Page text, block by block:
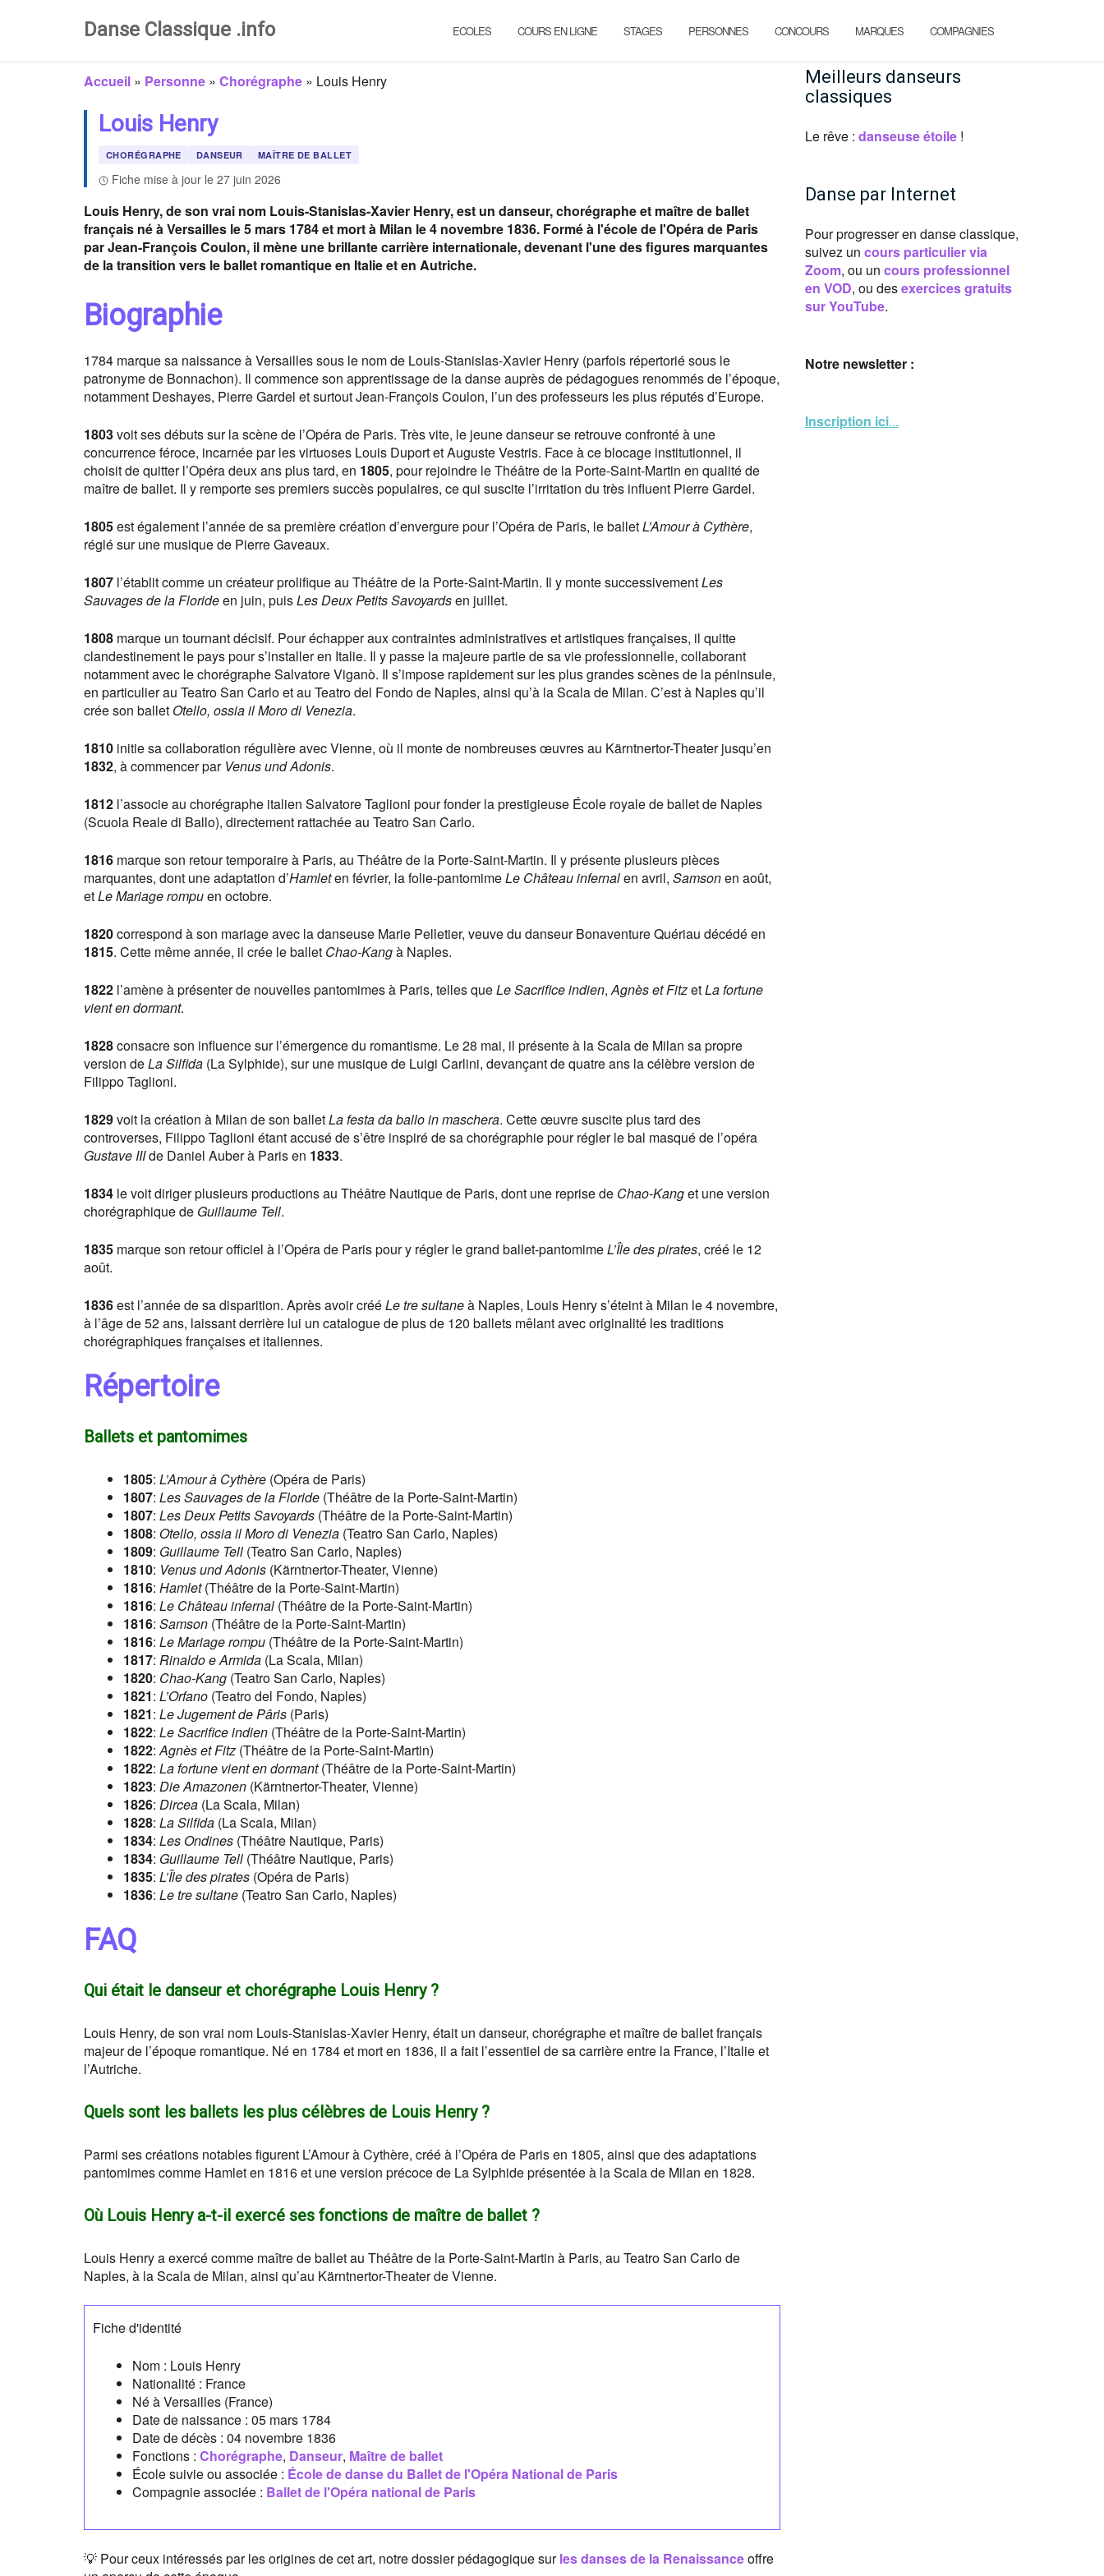
Danse Classique .info ECOLES COURS EN LIGNE STAGES PERSONNES CONCOURS MARQUES COMPAGNIES
Accueil » Personne » Chorégraphe » Louis Henry
Louis Henry
CHORÉGRAPHE DANSEUR MAÎTRE DE BALLET
Fiche mise à jour le 27 juin 2026
Louis Henry, de son vrai nom Louis-Stanislas-Xavier Henry, est un danseur, chorégraphe et maître de ballet
français né à Versailles le 5 mars 1784 et mort à Milan le 4 novembre 1836. Formé à l'école de l'Opéra de Paris
par Jean-François Coulon, il mène une brillante carrière internationale, devenant l'une des figures marquantes
de la transition vers le ballet romantique en Italie et en Autriche.
Biographie
1784 marque sa naissance à Versailles sous le nom de Louis-Stanislas-Xavier Henry (parfois répertorié sous le
patronyme de Bonnachon). Il commence son apprentissage de la danse auprès de pédagogues renommés de l’époque,
notamment Deshayes, Pierre Gardel et surtout Jean-François Coulon, l’un des professeurs les plus réputés d’Europe.
1803voit ses débuts sur la scène de l’Opéra de Paris. Très vite, le jeune danseur se retrouve confronté à une
concurrence féroce, incarnée par les virtuoses Louis Duport et Auguste Vestris. Face à ce blocage institutionnel, il
choisit de quitter l’Opéra deux ans plus tard, en 1805, pour rejoindre le Théâtre de la Porte-Saint-Martin en qualité de
maître de ballet. Il y remporte ses premiers succès populaires, ce qui suscite l’irritation du très influent Pierre Gardel.
1805est également l’année de sa première création d’envergure pour l’Opéra de Paris, le balletL’Amour à Cythère,
réglé sur une musique de Pierre Gaveaux.
1807 l’établit comme un créateur prolifique au Théâtre de la Porte-Saint-Martin. Il y monte successivementLes
Sauvages de la Florideen juin, puisLes Deux Petits Savoyardsen juillet.
1808 marque un tournant décisif. Pour échapper aux contraintes administratives et artistiques françaises, il quitte
clandestinement le pays pour s’installer en Italie. Il y passe la majeure partie de sa vie professionnelle, collaborant
notamment avec le chorégraphe Salvatore Viganò. Il s’impose rapidement sur les plus grandes scènes de la péninsule,
en particulier au Teatro San Carlo et au Teatro del Fondo de Naples, ainsi qu’à la Scala de Milan. C’est à Naples qu’il
crée son ballet Otello, ossia il Moro di Venezia.
1810 initie sa collaboration régulière avec Vienne, où il monte de nombreuses œuvres au Kärntnertor-Theater jusqu’en
1832, à commencer par Venus und Adonis.
1812 l’associe au chorégraphe italien Salvatore Taglioni pour fonder la prestigieuse École royale de ballet de Naples
(Scuola Reale di Ballo), directement rattachée au Teatro San Carlo.
1816 marque son retour temporaire à Paris, au Théâtre de la Porte-Saint-Martin. Il y présente plusieurs pièces
marquantes, dont une adaptation d’Hamleten février, la folie-pantomimeLe Château infernalen avril, Samsonen août,
etLe Mariage rompuen octobre.
1820correspond à son mariage avec la danseuse Marie Pelletier, veuve du danseur Bonaventure Quériau décédé en
1815. Cette même année, il crée le ballet Chao-Kangà Naples.
1822 l’amène à présenter de nouvelles pantomimes à Paris, telles queLe Sacrifice indien,Agnès et FitzetLa fortune
vient en dormant.
1828consacre son influence sur l’émergence du romantisme. Le 28 mai, il présente à la Scala de Milan sa propre
version deLa Silfida (La Sylphide), sur une musique de Luigi Carlini, devançant de quatre ans la célèbre version de
Filippo Taglioni.
1829voit la création à Milan de son balletLa festa da ballo in maschera. Cette œuvre suscite plus tard des
controverses, Filippo Taglioni étant accusé de s’être inspiré de sa chorégraphie pour régler le bal masqué de l’opéra
Gustave IIIde Daniel Auber à Paris en 1833.
1834 le voit diriger plusieurs productions au Théâtre Nautique de Paris, dont une reprise de Chao-Kanget une version
chorégraphique de Guillaume Tell.
1835 marque son retour officiel à l’Opéra de Paris pour y régler le grand ballet-pantomimeL’Île des pirates, créé le 12
août.
1836est l’année de sa disparition. Après avoir crééLe tre sultaneà Naples, Louis Henry s’éteint à Milan le 4 novembre,
à l’âge de 52 ans, laissant derrière lui un catalogue de plus de 120 ballets mêlant avec originalité les traditions
chorégraphiques françaises et italiennes.
Répertoire
Ballets et pantomimes
1805: L’Amour à Cythère (Opéra de Paris)
1807: Les Sauvages de la Floride (Théâtre de la Porte-Saint-Martin)
1807: Les Deux Petits Savoyards (Théâtre de la Porte-Saint-Martin)
1808: Otello, ossia il Moro di Venezia (Teatro San Carlo, Naples)
1809: Guillaume Tell (Teatro San Carlo, Naples)
1810: Venus und Adonis (Kärntnertor-Theater, Vienne)
1816: Hamlet(Théâtre de la Porte-Saint-Martin)
1816: Le Château infernal (Théâtre de la Porte-Saint-Martin)
1816: Samson (Théâtre de la Porte-Saint-Martin)
1816: Le Mariage rompu (Théâtre de la Porte-Saint-Martin)
1817: Rinaldo e Armida (La Scala, Milan)
1820: Chao-Kang (Teatro San Carlo, Naples)
1821: L’Orfano (Teatro del Fondo, Naples)
1821: Le Jugement de Pâris (Paris)
1822: Le Sacrifice indien (Théâtre de la Porte-Saint-Martin)
1822:Agnès et Fitz (Théâtre de la Porte-Saint-Martin)
1822: La fortune vient en dormant(Théâtre de la Porte-Saint-Martin)
1823: Die Amazonen (Kärntnertor-Theater, Vienne)
1826: Dircea (La Scala, Milan)
1828: La Silfida (La Scala, Milan)
1834: Les Ondines (Théâtre Nautique, Paris)
1834: Guillaume Tell (Théâtre Nautique, Paris)
1835: L’Île des pirates (Opéra de Paris)
1836: Le tre sultane (Teatro San Carlo, Naples)
FAQ
Qui était le danseur et chorégraphe Louis Henry ?
Louis Henry, de son vrai nom Louis-Stanislas-Xavier Henry, était un danseur, chorégraphe et maître de ballet français
majeur de l’époque romantique. Né en 1784 et mort en 1836, il a fait l’essentiel de sa carrière entre la France, l’Italie et
l’Autriche.
Quels sont les ballets les plus célèbres de Louis Henry ?
Parmi ses créations notables figurent L’Amour à Cythère, créé à l’Opéra de Paris en 1805, ainsi que des adaptations
pantomimes comme Hamlet en 1816 et une version précoce de La Sylphide présentée à la Scala de Milan en 1828.
Où Louis Henry a-t-il exercé ses fonctions de maître de ballet ?
Louis Henry a exercé comme maître de ballet au Théâtre de la Porte-Saint-Martin à Paris, au Teatro San Carlo de
Naples, à la Scala de Milan, ainsi qu’au Kärntnertor-Theater de Vienne.
Fiche d'identité
Nom : Louis Henry
Nationalité : France
Né àVersailles (France)
Date de naissance : 05 mars 1784
Date de décès : 04 novembre 1836
Fonctions : Chorégraphe, Danseur, Maître de ballet
École suivie ou associée : École de danse du Ballet de l'Opéra National de Paris
Compagnie associée : Ballet de l'Opéra national de Paris
💡 Pour ceux intéressés par les origines de cet art, notre dossier pédagogique surles danses de la Renaissanceoffre
Meilleurs danseurs
classiques
Le rêve : danseuse étoile!
Danse par Internet
Pour progresser en danse classique,
suivez un cours particulier via
Zoom, ou un cours professionnel
en VOD, ou desexercices gratuits
sur YouTube.
Notre newsletter :
Inscription ici...